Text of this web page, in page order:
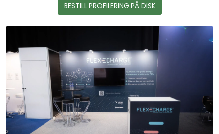
BESTILL PROFILERING PÅ DISK